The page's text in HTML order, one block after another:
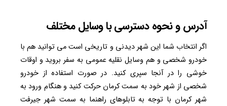
آدرس و نحوه دسترسی با وسایل مختلف
اگر انتخاب شما این شهر دیدنی و تاریخی است می توانید هم با
خودرو شخصی و هم وسایل نقلیه عمومی به سفر بروید و اوقات
خوشی را در آنجا سپری کنید. در صورت استفاده از خودرو
شخصی از شهر خود به سمت کرمان حرکت کنید و هنگام ورود به
شهر کرمان با توجه به تابلوهای راهنما به سمت شهر جیرفت